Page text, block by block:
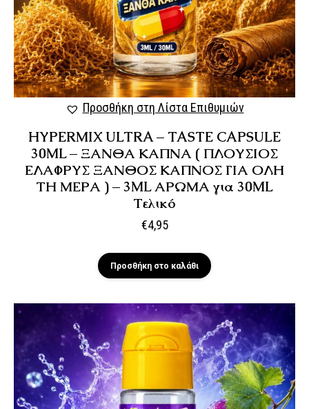
Προσθήκη στη Λίστα Επιθυμιών
HYPERMIX ULTRA – TASTE CAPSULE
30ML – ΞΑΝΘΑ ΚΑΠΝΑ ( ΠΛΟΥΣΙΟΣ
ΕΛΑΦΡΥΣ ΞΑΝΘΟΣ ΚΑΠΝΟΣ ΓΙΑ ΟΛΗ
ΤΗ ΜΕΡΑ ) – 3ML ΑΡΩΜΑ για 30ML
Τελικό
€4,95
Προσθήκη στο καλάθι